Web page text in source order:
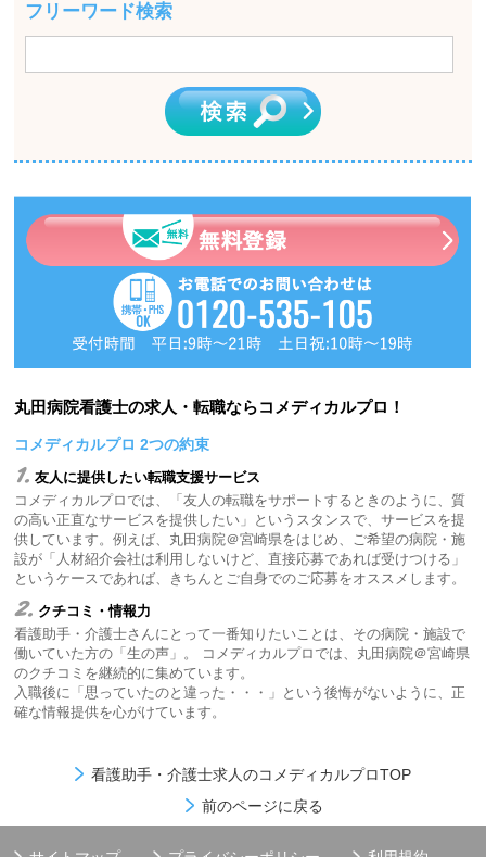
フリーワード検索
丸田病院看護士の求人・転職ならコメディカルプロ！
コメディカルプロ 2つの約束
1. 友人に提供したい転職支援サービス
コメディカルプロでは、「友人の転職をサポートするときのように、質
の高い正直なサービスを提供したい」というスタンスで、サービスを提
供しています。例えば、丸田病院＠宮崎県をはじめ、ご希望の病院・施
設が「人材紹介会社は利用しないけど、直接応募であれば受けつける」
というケースであれば、きちんとご自身でのご応募をオススメします。
2. クチコミ・情報力
看護助手・介護士さんにとって一番知りたいことは、その病院・施設で
働いていた方の「生の声」。 コメディカルプロでは、丸田病院＠宮崎県
のクチコミを継続的に集めています。
入職後に「思っていたのと違った・・・」という後悔がないように、正
確な情報提供を心がけています。
看護助手・介護士求人のコメディカルプロTOP
前のページに戻る